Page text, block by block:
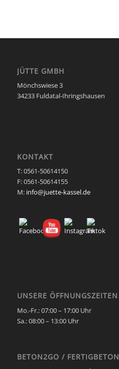
ausgefüllt
JÜTTE GMBH
Mönchswiese 3
34233 Fuldatal-Ihringshausen
KONTAKT
T: 0561-50614150
F: 0561-50614155
M: info@juette-kassel.de
UNSERE ÖFFNUNGSZEITEN
Mo.-Fr.: 07:00 – 17:00 Uhr
Sa.:08:00 – 13:00 Uhr
BETON2GO / FERTIGBETON